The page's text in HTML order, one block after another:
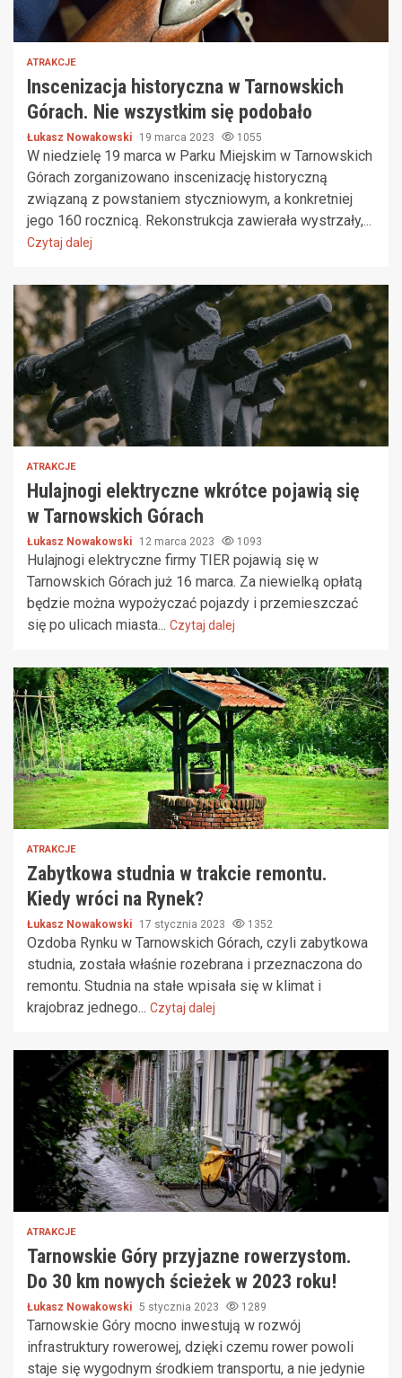
ATRAKCJE
Inscenizacja historyczna w Tarnowskich
Górach. Nie wszystkim się podobało
Łukasz Nowakowski 19 marca 2023 1055
W niedzielę 19 marca w Parku Miejskim w Tarnowskich
Górach zorganizowano inscenizację historyczną
związaną z powstaniem styczniowym, a konkretniej
jego 160 rocznicą. Rekonstrukcja zawierała wystrzały,...
Czytaj dalej
ATRAKCJE
Hulajnogi elektryczne wkrótce pojawią się
w Tarnowskich Górach
Łukasz Nowakowski 12 marca 2023 1093
Hulajnogi elektryczne firmy TIER pojawią się w
Tarnowskich Górach już 16 marca. Za niewielką opłatą
będzie można wypożyczać pojazdy i przemieszczać
się po ulicach miasta... Czytaj dalej
ATRAKCJE
Zabytkowa studnia w trakcie remontu.
Kiedy wróci na Rynek?
Łukasz Nowakowski 17 stycznia 2023 1352
Ozdoba Rynku w Tarnowskich Górach, czyli zabytkowa
studnia, została właśnie rozebrana i przeznaczona do
remontu. Studnia na stałe wpisała się w klimat i
krajobraz jednego... Czytaj dalej
ATRAKCJE
Tarnowskie Góry przyjazne rowerzystom.
Do 30 km nowych ścieżek w 2023 roku!
Łukasz Nowakowski 5 stycznia 2023 1289
Tarnowskie Góry mocno inwestują w rozwój
infrastruktury rowerowej, dzięki czemu rower powoli
staje się wygodnym środkiem transportu, a nie jedynie